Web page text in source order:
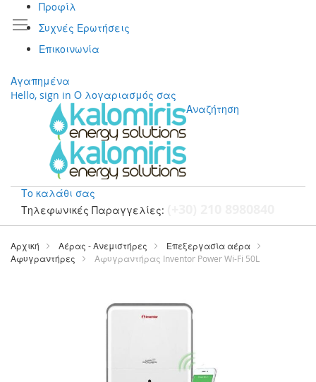
Προφίλ
Συχνές Ερωτήσεις
Επικοινωνία
Αγαπημένα
Hello, sign in Ο λογαριασμός σας
Αναζήτηση
Το καλάθι σας
Τηλεφωνικές Παραγγελίες:
Μετάβαση
περιεχόμενο
Αρχική Αέρας - Ανεμιστήρες
Επεξεργασία αέρα
Αφυγραντήρες
Αφυγραντήρας Inventor Power Wi-Fi 50L